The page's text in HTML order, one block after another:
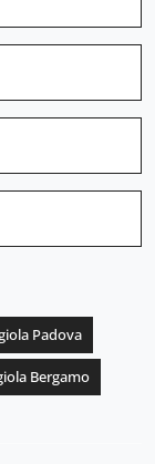
Padova
Bergamo